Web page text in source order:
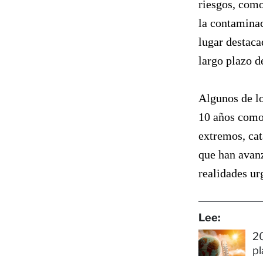
riesgos,
la
lugar
largo plazo
Algunos de
10 años
extremos,
que han
realidades
Lee: